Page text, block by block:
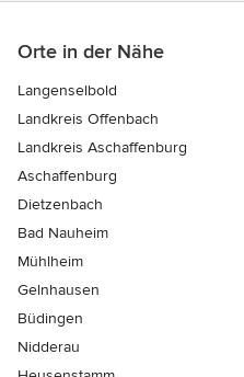
Orte in der Nähe
Langenselbold
Landkreis Offenbach
Landkreis Aschaffenburg
Aschaffenburg
Dietzenbach
Bad Nauheim
Mühlheim
Gelnhausen
Büdingen
Nidderau